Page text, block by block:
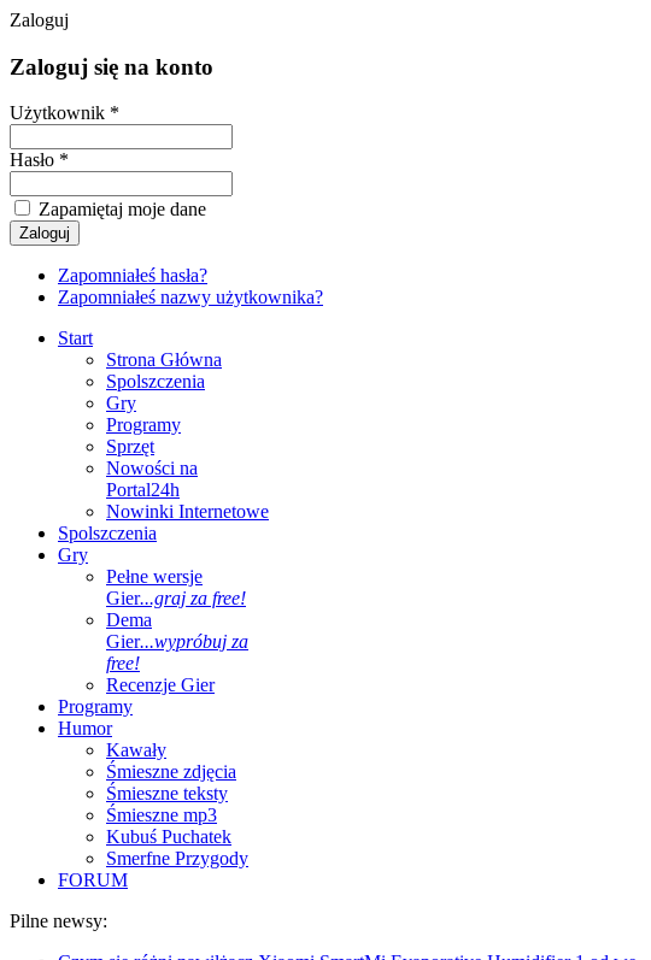
Zaloguj
Zaloguj się na konto
Użytkownik *
Hasło *
Zapamiętaj moje dane
Zapomniałeś hasła?
Zapomniałeś nazwy użytkownika?
Start
Strona Główna
Spolszczenia
Gry
Programy
Sprzęt
Nowości na
Portal24h
Nowinki Internetowe
Spolszczenia
Gry
Pełne wersje
Gier...graj za free!
Dema
Gier...wypróbuj za
free!
Recenzje Gier
Programy
Humor
Kawały
Śmieszne zdjęcia
Śmieszne teksty
Śmieszne mp3
Kubuś Puchatek
Smerfne Przygody
FORUM
Pilne newsy: